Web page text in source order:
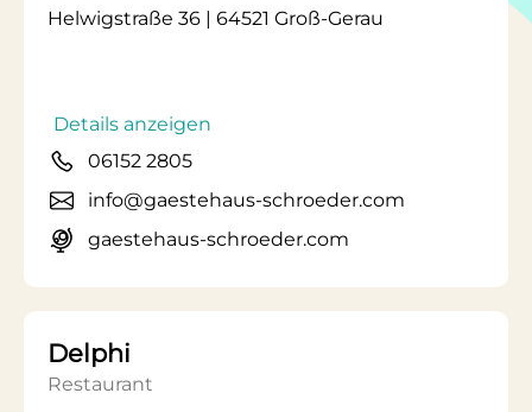
Helwigstraße 36 | 64521 Groß-Gerau
Details anzeigen
06152 2805
info@gaestehaus-schroeder.com
gaestehaus-schroeder.com
Delphi
Restaurant